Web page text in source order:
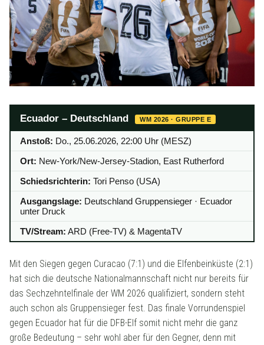
Ecuador – Deutschland WM 2026 · GRUPPE E
Anstoß: Do., 25.06.2026, 22:00 Uhr (MESZ)
Ort: New-York/New-Jersey-Stadion, East Rutherford
Schiedsrichterin: Tori Penso (USA)
Ausgangslage: Deutschland Gruppensieger · Ecuador
unter Druck
TV/Stream: ARD (Free-TV) & MagentaTV
Mit den Siegen gegen Curacao (7:1) und die Elfenbeinküste (2:1)
hat sich die deutsche Nationalmannschaft nicht nur bereits für
das Sechzehntelfinale der WM 2026 qualifiziert, sondern steht
auch schon als Gruppensieger fest. Das finale Vorrundenspiel
gegen Ecuador hat für die DFB-Elf somit nicht mehr die ganz
große Bedeutung – sehr wohl aber für den Gegner, denn mit